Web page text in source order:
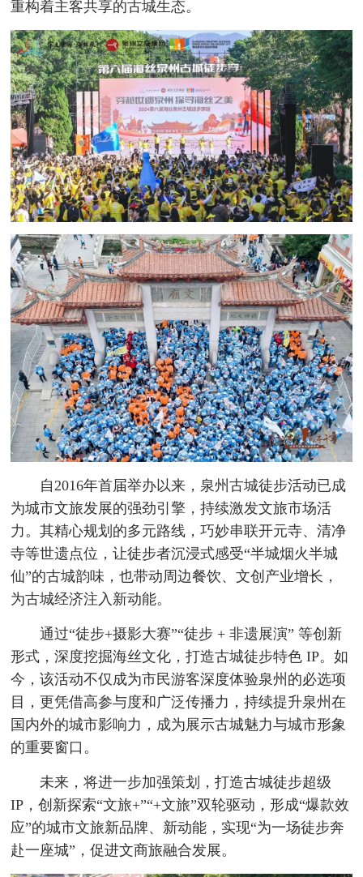
重构着主客共享的古城生态。
自2016年首届举办以来，泉州古城徒步活动已成
为城市文旅发展的强劲引擎，持续激发文旅市场活
力。其精心规划的多元路线，巧妙串联开元寺、清净
寺等世遗点位，让徒步者沉浸式感受“半城烟火半城
仙”的古城韵味，也带动周边餐饮、文创产业增长，
为古城经济注入新动能。
通过“徒步+摄影大赛”“徒步 + 非遗展演” 等创新
形式，深度挖掘海丝文化，打造古城徒步特色 IP。如
今，该活动不仅成为市民游客深度体验泉州的必选项
目，更凭借高参与度和广泛传播力，持续提升泉州在
国内外的城市影响力，成为展示古城魅力与城市形象
的重要窗口。
未来，将进一步加强策划，打造古城徒步超级
IP，创新探索“文旅+”“+文旅”双轮驱动，形成“爆款效
应”的城市文旅新品牌、新动能，实现“为一场徒步奔
赴一座城”，促进文商旅融合发展。